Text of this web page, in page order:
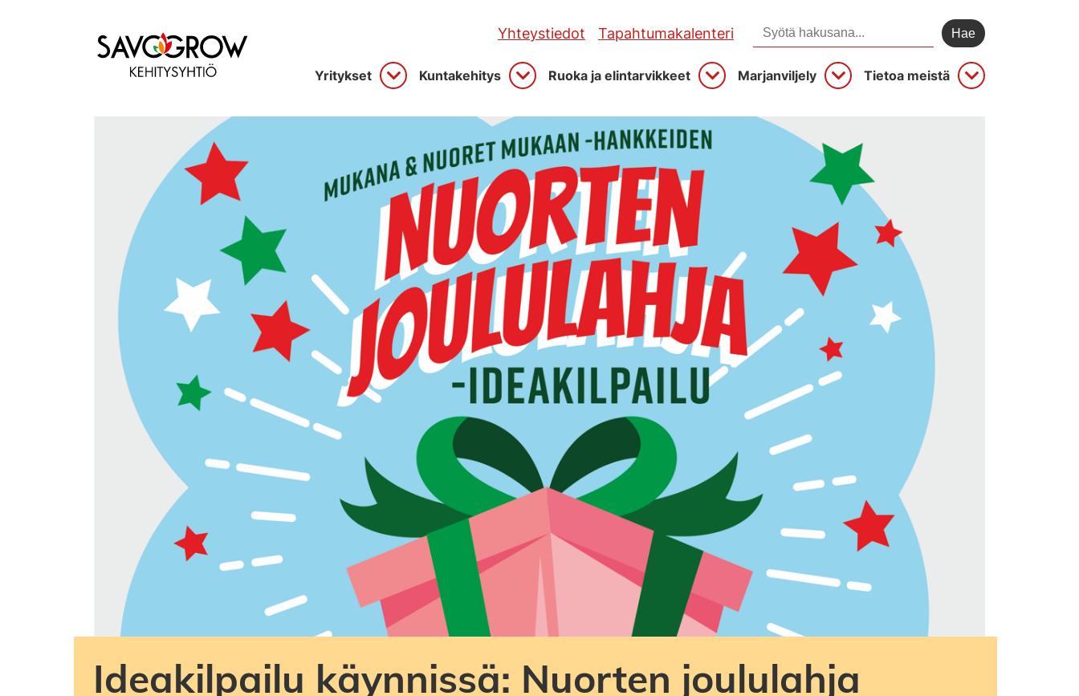
Etusivu Yhteystiedot Tapahtumakalenteri Hae sivustolta:
Yritykset AvaaKuntakehitys AvaaRuoka ja elintarvikkeet AvaaMarjanviljely Avaa Tietoa meistä Avaa
Ideakilpailu käynnissä: Nuorten joululahja